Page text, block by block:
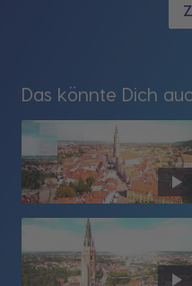
Das könnte Dich